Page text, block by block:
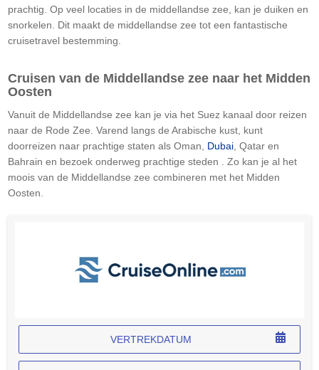
prachtig. Op veel locaties in de middellandse zee, kan je duiken en
snorkelen. Dit maakt de middellandse zee tot een fantastische
cruisetravel bestemming.
Cruisen van de Middellandse zee naar het Midden
Oosten
Vanuit de Middellandse zee kan je via het Suez kanaal door reizen
naar de Rode Zee. Varend langs de Arabische kust, kunt
doorreizen naar prachtige staten als Oman, Dubai , Qatar en
Bahrain en bezoek onderweg prachtige steden . Zo kan je al het
moois van de Middellandse zee combineren met het Midden
Oosten.
VERTREKDATUM